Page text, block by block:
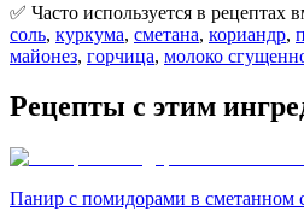
✅ Часто используется в рецептах
соль, куркума, сметана, кориандр,
майонез, горчица, молоко
Рецепты с этим
Панир с помидорами в сметанном